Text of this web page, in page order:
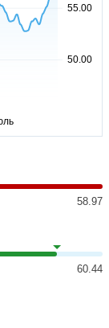
58.97
60.44